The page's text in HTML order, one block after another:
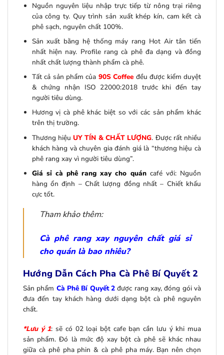
Nguồn nguyên liệu nhập trực tiếp từ nông trại riêng
của công ty. Quy trình sản xuất khép kín, cam kết cà
phê sạch, nguyên chất 100%.
Sản xuất bằng hệ thống máy rang Hot Air tân tiến
nhất hiện nay. Profile rang cà phê đa dạng và đồng
nhất chất lượng thành phẩm cà phê.
Tất cả sản phẩm của 90S Coffee đều được kiểm duyệt
& chứng nhận ISO 22000:2018 trước khi đến tay
người tiêu dùng.
Hương vị cà phê khác biệt so với các sản phẩm khác
trên thị trường.
Thương hiệuUY TÍN & CHẤT LƯỢNG. Được rất nhiều
khách hàng và chuyên gia đánh giá là “thương hiệu cà
phê rang xay vì người tiêu dùng”.
Giá sỉ cà phê rang xay cho quáncafé với: Nguồn
hàng ổn định – Chất lượng đồng nhất – Chiết khấu
cực tốt.
Tham khảo thêm:
Cà phê rang xay nguyên chất giá sỉ
cho quán là bao nhiêu?
Hướng Dẫn Cách Pha Cà Phê Bí Quyết 2
Sản phẩm Cà Phê Bí Quyết 2 được rang xay, đóng gói và
đưa đến tay khách hàng dưới dạng bột cà phê nguyên
chất.
*Lưu ý 1: sẽ có 02 loại bột cafe bạn cần lưu ý khi mua
sản phẩm. Đó là mức độ xay bột cà phê sẽ khác nhau
giữa cà phê pha phin & cà phê pha máy. Bạn nên chọn